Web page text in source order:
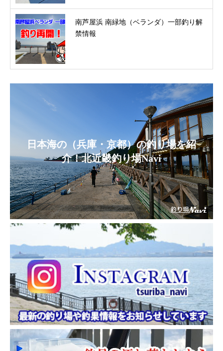
南芦屋浜 南緑地（ベランダ）一部釣り解
禁情報
日本海の（兵庫・京都）の釣り場を紹
介！北近畿釣り場Navi